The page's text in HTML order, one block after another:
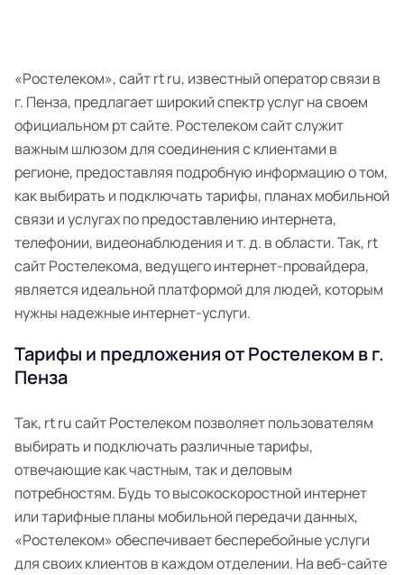
«Ростелеком», сайт rt ru, известный оператор связи в
г. Пенза, предлагает широкий спектр услуг на своем
официальном рт сайте. Ростелеком сайт служит
важным шлюзом для соединения с клиентами в
регионе, предоставляя подробную информацию о том,
как выбирать и подключать тарифы, планах мобильной
связи и услугах по предоставлению интернета,
телефонии, видеонаблюдения и т. д. в области. Так, rt
сайт Ростелекома, ведущего интернет-провайдера,
является идеальной платформой для людей, которым
нужны надежные интернет-услуги.
Тарифы и предложения от Ростелеком в г.
Пенза
Так, rt ru сайт Ростелеком позволяет пользователям
выбирать и подключать различные тарифы,
отвечающие как частным, так и деловым
потребностям. Будь то высокоскоростной интернет
или тарифные планы мобильной передачи данных,
«Ростелеком» обеспечивает бесперебойные услуги
для своих клиентов в каждом отделении. На веб-сайте